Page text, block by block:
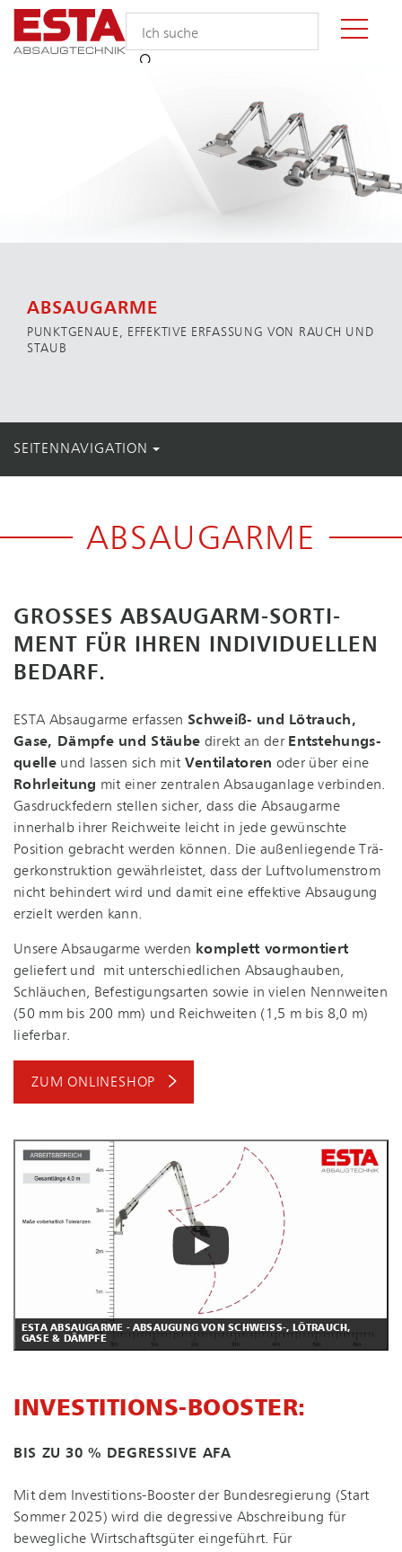
ABSAUGARME
PUNKTGENAUE, EFFEKTIVE ERFASSUNG VON RAUCH UND
STAUB
SEITENNAVIGATION
ABSAUGARME
GROSSES AB­SAUG­ARM-SOR­TI­M
ENT FÜR IHREN INDIVIDUELLEN B
EDARF.
ESTA Absaugarme erfassen Schweiß- und Lötrauch,
Gase, Dämpfe und Stäube direkt an der Ent­ste­hungs­
quel­leund lassen sich mit Ventilatoren oder über eine
Rohrleitung mit einer zentralen Absauganlage verbinden.
Gasdruckfedern stellen sicher, dass die Absaugarme
innerhalb ihrer Reichweite leicht in jede gewünschte
Position gebracht werden können. Die außenliegende Trä­
ger­kon­struk­ti­on gewährleistet, dass der Luft­vo­lu­men­strom
nicht behindert wird und damit eine effektive Absaugung
erzielt werden kann.
Unsere Absaugarme werden komplett vormontiert
geliefert und mit un­ter­schied­li­chen Absaughauben,
Schläuchen, Be­fes­ti­gungs­ar­ten sowie in vielen Nennweiten
(50 mm bis 200 mm) und Reichweiten (1,5 m bis 8,0 m)
lieferbar.
ZUM ONLINESHOP
ESTA ABSAUGARME - ABSAUGUNG VON SCHWEISS-, LÖTRAUCH, G
ASE & DÄMPFE
IN­VES­TI­TI­ONS-BOOS­TER:
BIS ZU 30 % DEGRESSIVE AFA
Mit dem In­ves­ti­ti­ons-Boos­ter der Bundesregierung (Start
Sommer 2025) wird die degressive Abschreibung für
bewegliche Wirt­schafts­gü­ter eingeführt. Für